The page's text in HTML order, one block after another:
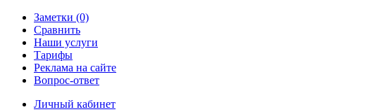
Заметки (0)
Сравнить
Наши услуги
Тарифы
Реклама на сайте
Вопрос-ответ
Личный кабинет